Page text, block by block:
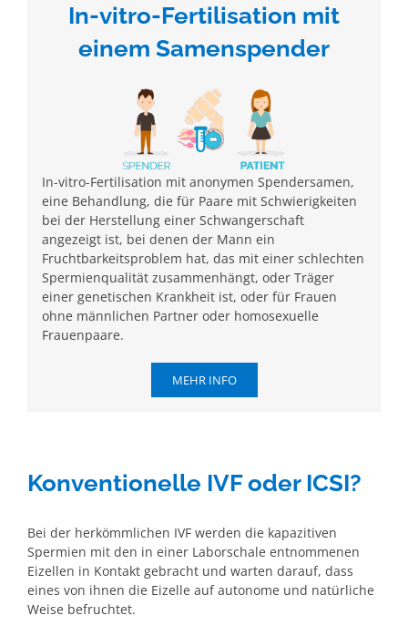
In-vitro-Fertilisation mit
einem Samenspender
In-vitro-Fertilisation mit anonymen Spendersamen,
eine Behandlung, die für Paare mit Schwierigkeiten
bei der Herstellung einer Schwangerschaft
angezeigt ist, bei denen der Mann ein
Fruchtbarkeitsproblem hat, das mit einer schlechten
Spermienqualität zusammenhängt, oder Träger
einer genetischen Krankheit ist, oder für Frauen
ohne männlichen Partner oder homosexuelle
Frauenpaare.
MEHR INFO
Konventionelle IVF oder ICSI?
Bei der herkömmlichen IVF werden die kapazitiven
Spermien mit den in einer Laborschale entnommenen
Eizellen in Kontakt gebracht und warten darauf, dass
eines von ihnen die Eizelle auf autonome und natürliche
Weise befruchtet.